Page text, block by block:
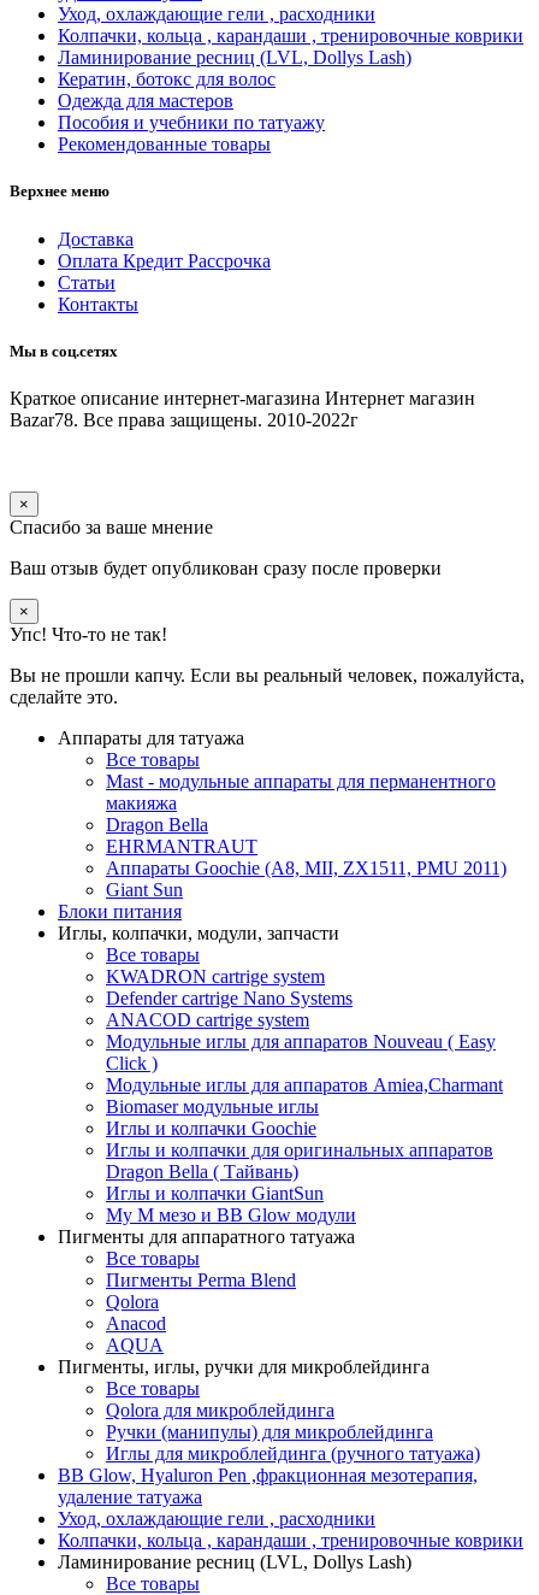
Уход, охлаждающие гели , расходники
Колпачки, кольца , карандаши , тренировочные коврики
Ламинирование ресниц (LVL, Dollys Lash)
Кератин, ботокс для волос
Одежда для мастеров
Пособия и учебники по татуажу
Рекомендованные товары
Верхнее меню
Доставка
Оплата Кредит Рассрочка
Статьи
Контакты
Мы в соц.сетях
Краткое описание интернет-магазина Интернет магазин
Bazar78. Все права защищены. 2010-2022г
×
Спасибо за ваше мнение
Ваш отзыв будет опубликован сразу после проверки
×
Упс! Что-то не так!
Вы не прошли капчу. Если вы реальный человек, пожалуйста,
сделайте это.
Аппараты для татуажа
Все товары
Mast - модульные аппараты для перманентного
макияжа
Dragon Bella
EHRMANTRAUT
Аппараты Goochie (A8, MII, ZX1511, PMU 2011)
Giant Sun
Блоки питания
Иглы, колпачки, модули, запчасти
Все товары
KWADRON cartrige system
Defender cartrige Nano Systems
ANACOD cartrige system
Модульные иглы для аппаратов Nouveau ( Easy
Click )
Модульные иглы для аппаратов Amiea,Charmant
Biomaser модульные иглы
Иглы и колпачки Goochie
Иглы и колпачки для оригинальных аппаратов
Dragon Bella ( Тайвань)
Иглы и колпачки GiantSun
My M мезо и BB Glow модули
Пигменты для аппаратного татуажа
Все товары
Пигменты Perma Blend
Qolora
Anacod
AQUA
Пигменты, иглы, ручки для микроблейдинга
Все товары
Qolora для микроблейдинга
Ручки (манипулы) для микроблейдинга
Иглы для микроблейдинга (ручного татуажа)
BB Glow, Hyaluron Pen ,фракционная мезотерапия,
удаление татуажа
Уход, охлаждающие гели , расходники
Колпачки, кольца , карандаши , тренировочные коврики
Ламинирование ресниц (LVL, Dollys Lash)
Все товары